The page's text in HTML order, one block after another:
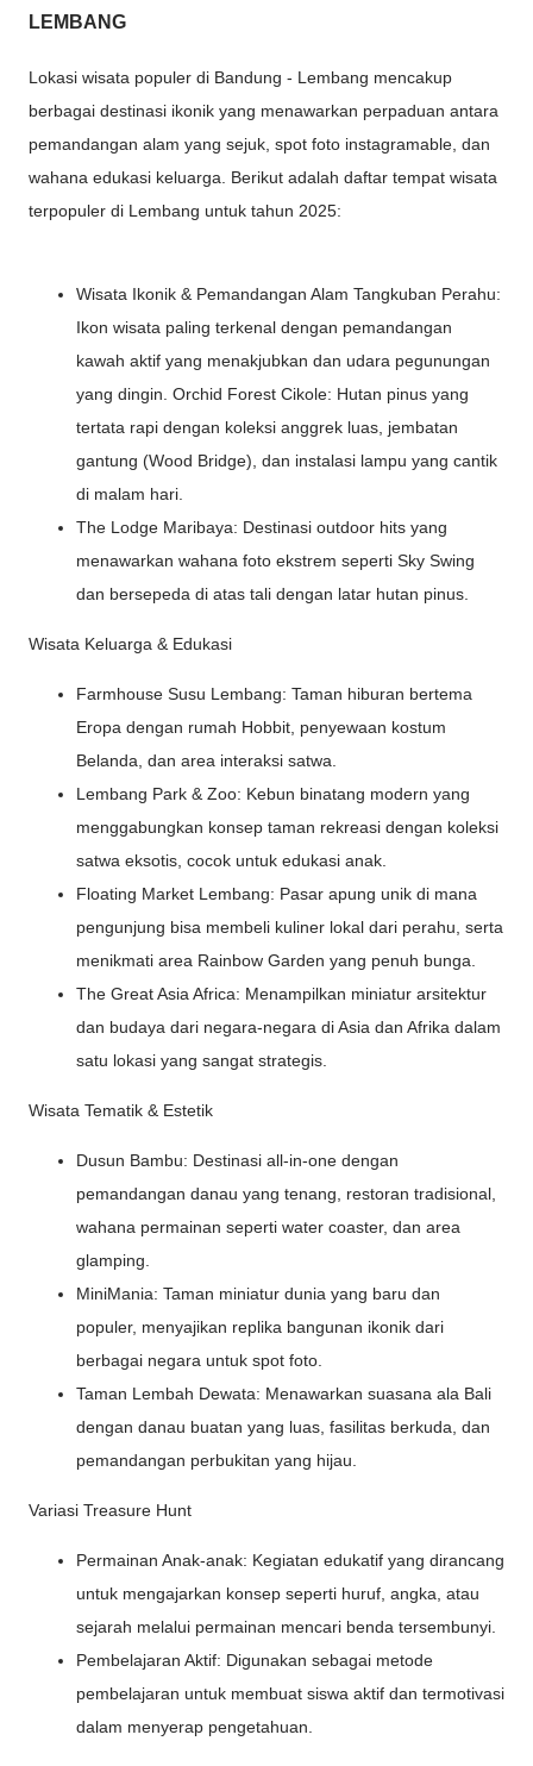
LEMBANG
Lokasi wisata populer di Bandung - Lembang mencakup
berbagai destinasi ikonik yang menawarkan perpaduan antara
pemandangan alam yang sejuk, spot foto instagramable, dan
wahana edukasi keluarga. Berikut adalah daftar tempat wisata
terpopuler di Lembang untuk tahun 2025:
Wisata Ikonik & Pemandangan Alam Tangkuban Perahu:
Ikon wisata paling terkenal dengan pemandangan
kawah aktif yang menakjubkan dan udara pegunungan
yang dingin. Orchid Forest Cikole: Hutan pinus yang
tertata rapi dengan koleksi anggrek luas, jembatan
gantung (Wood Bridge), dan instalasi lampu yang cantik
di malam hari.
The Lodge Maribaya: Destinasi outdoor hits yang
menawarkan wahana foto ekstrem seperti Sky Swing
dan bersepeda di atas tali dengan latar hutan pinus.
Wisata Keluarga & Edukasi
Farmhouse Susu Lembang: Taman hiburan bertema
Eropa dengan rumah Hobbit, penyewaan kostum
Belanda, dan area interaksi satwa.
Lembang Park & Zoo: Kebun binatang modern yang
menggabungkan konsep taman rekreasi dengan koleksi
satwa eksotis, cocok untuk edukasi anak.
Floating Market Lembang: Pasar apung unik di mana
pengunjung bisa membeli kuliner lokal dari perahu, serta
menikmati area Rainbow Garden yang penuh bunga.
The Great Asia Africa: Menampilkan miniatur arsitektur
dan budaya dari negara-negara di Asia dan Afrika dalam
satu lokasi yang sangat strategis.
Wisata Tematik & Estetik
Dusun Bambu: Destinasi all-in-one dengan
pemandangan danau yang tenang, restoran tradisional,
wahana permainan seperti water coaster, dan area
glamping.
MiniMania: Taman miniatur dunia yang baru dan
populer, menyajikan replika bangunan ikonik dari
berbagai negara untuk spot foto.
Taman Lembah Dewata: Menawarkan suasana ala Bali
dengan danau buatan yang luas, fasilitas berkuda, dan
pemandangan perbukitan yang hijau.
Variasi Treasure Hunt
Permainan Anak-anak: Kegiatan edukatif yang dirancang
untuk mengajarkan konsep seperti huruf, angka, atau
sejarah melalui permainan mencari benda tersembunyi.
Pembelajaran Aktif: Digunakan sebagai metode
pembelajaran untuk membuat siswa aktif dan termotivasi
dalam menyerap pengetahuan.